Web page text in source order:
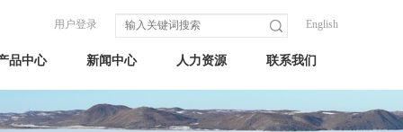
用户登录 English
品中心 新闻中心 人力资源 联系我们